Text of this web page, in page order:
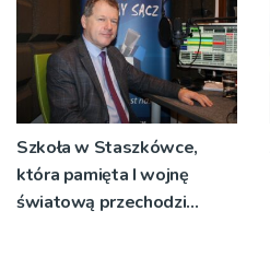
Szkoła w Staszkówce,
która pamięta I wojnę
światową przechodzi